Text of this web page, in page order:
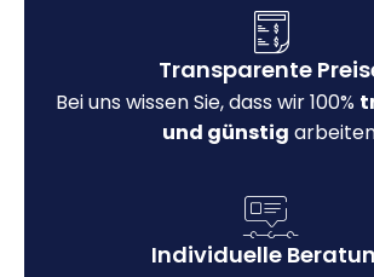
Transparente
Bei uns wissen Sie, dass wir 100%
und günstig
Individuelle